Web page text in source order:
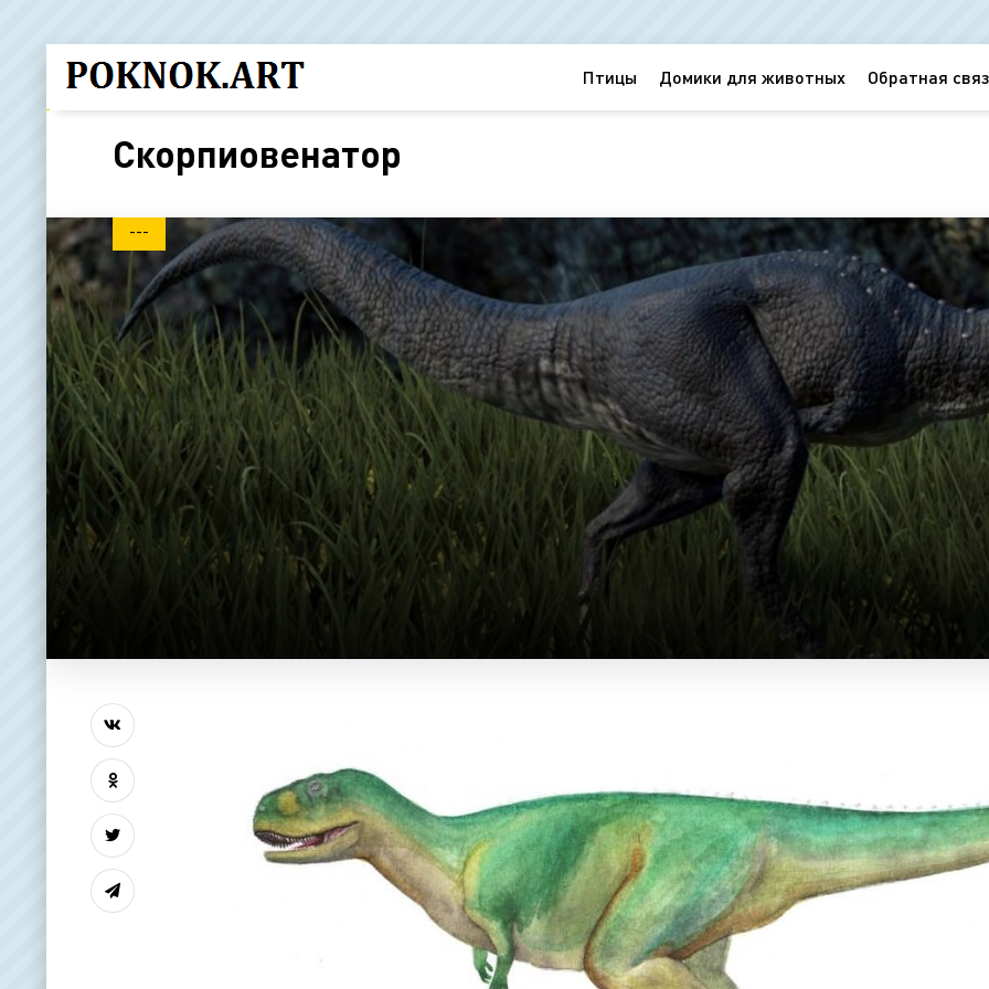
Птицы Домики для животных Обратная
Скорпиовенатор
---